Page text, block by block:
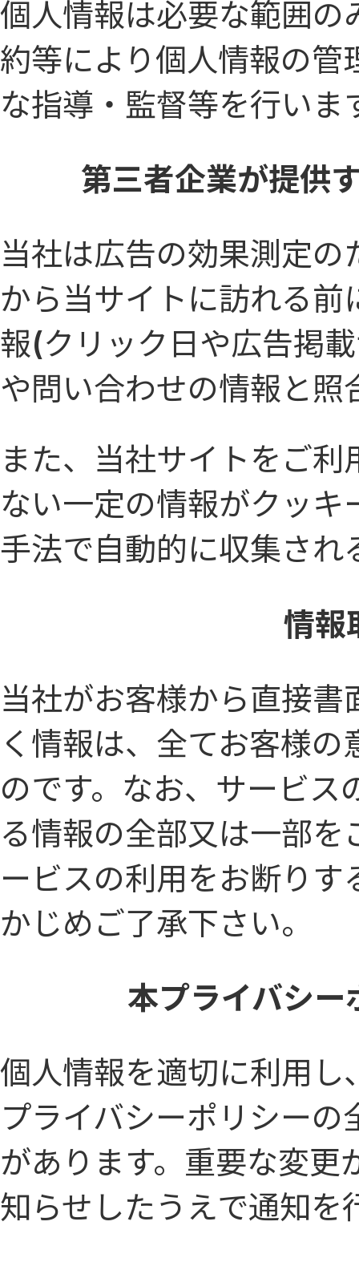
個人情報は必要な範囲の
約等により個人情報の管
な指導・監督等を行いま
第三者企業が提供
当社は広告の効果測定
から当サイトに訪れる
報(クリック日や広告掲
や問い合わせの情報と照
また、当社サイトをご
ない一定の情報がクッ
手法で自動的に収集され
情報
当社がお客様から直接
く情報は、全てお客様
のです。なお、サービス
る情報の全部又は一部
ービスの利用をお断り
かじめご了承下さい。
本プライバシー
個人情報を適切に利用
プライバシーポリシー
があります。重要な変更
知らせしたうえで通知を